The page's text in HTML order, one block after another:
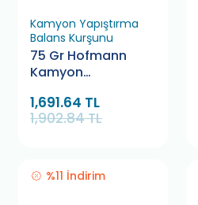
Kamyon Yapıştırma
Balans Kurşunu
75 Gr Hofmann
Kamyon
Kurşunu (10 Adet)
1,691.64 TL
1,902.84 TL
%11 İndirim